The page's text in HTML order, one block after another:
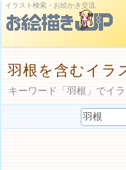
イラスト検索・お絵かき交流
羽根を含むイラ
キーワード「羽根」でイ